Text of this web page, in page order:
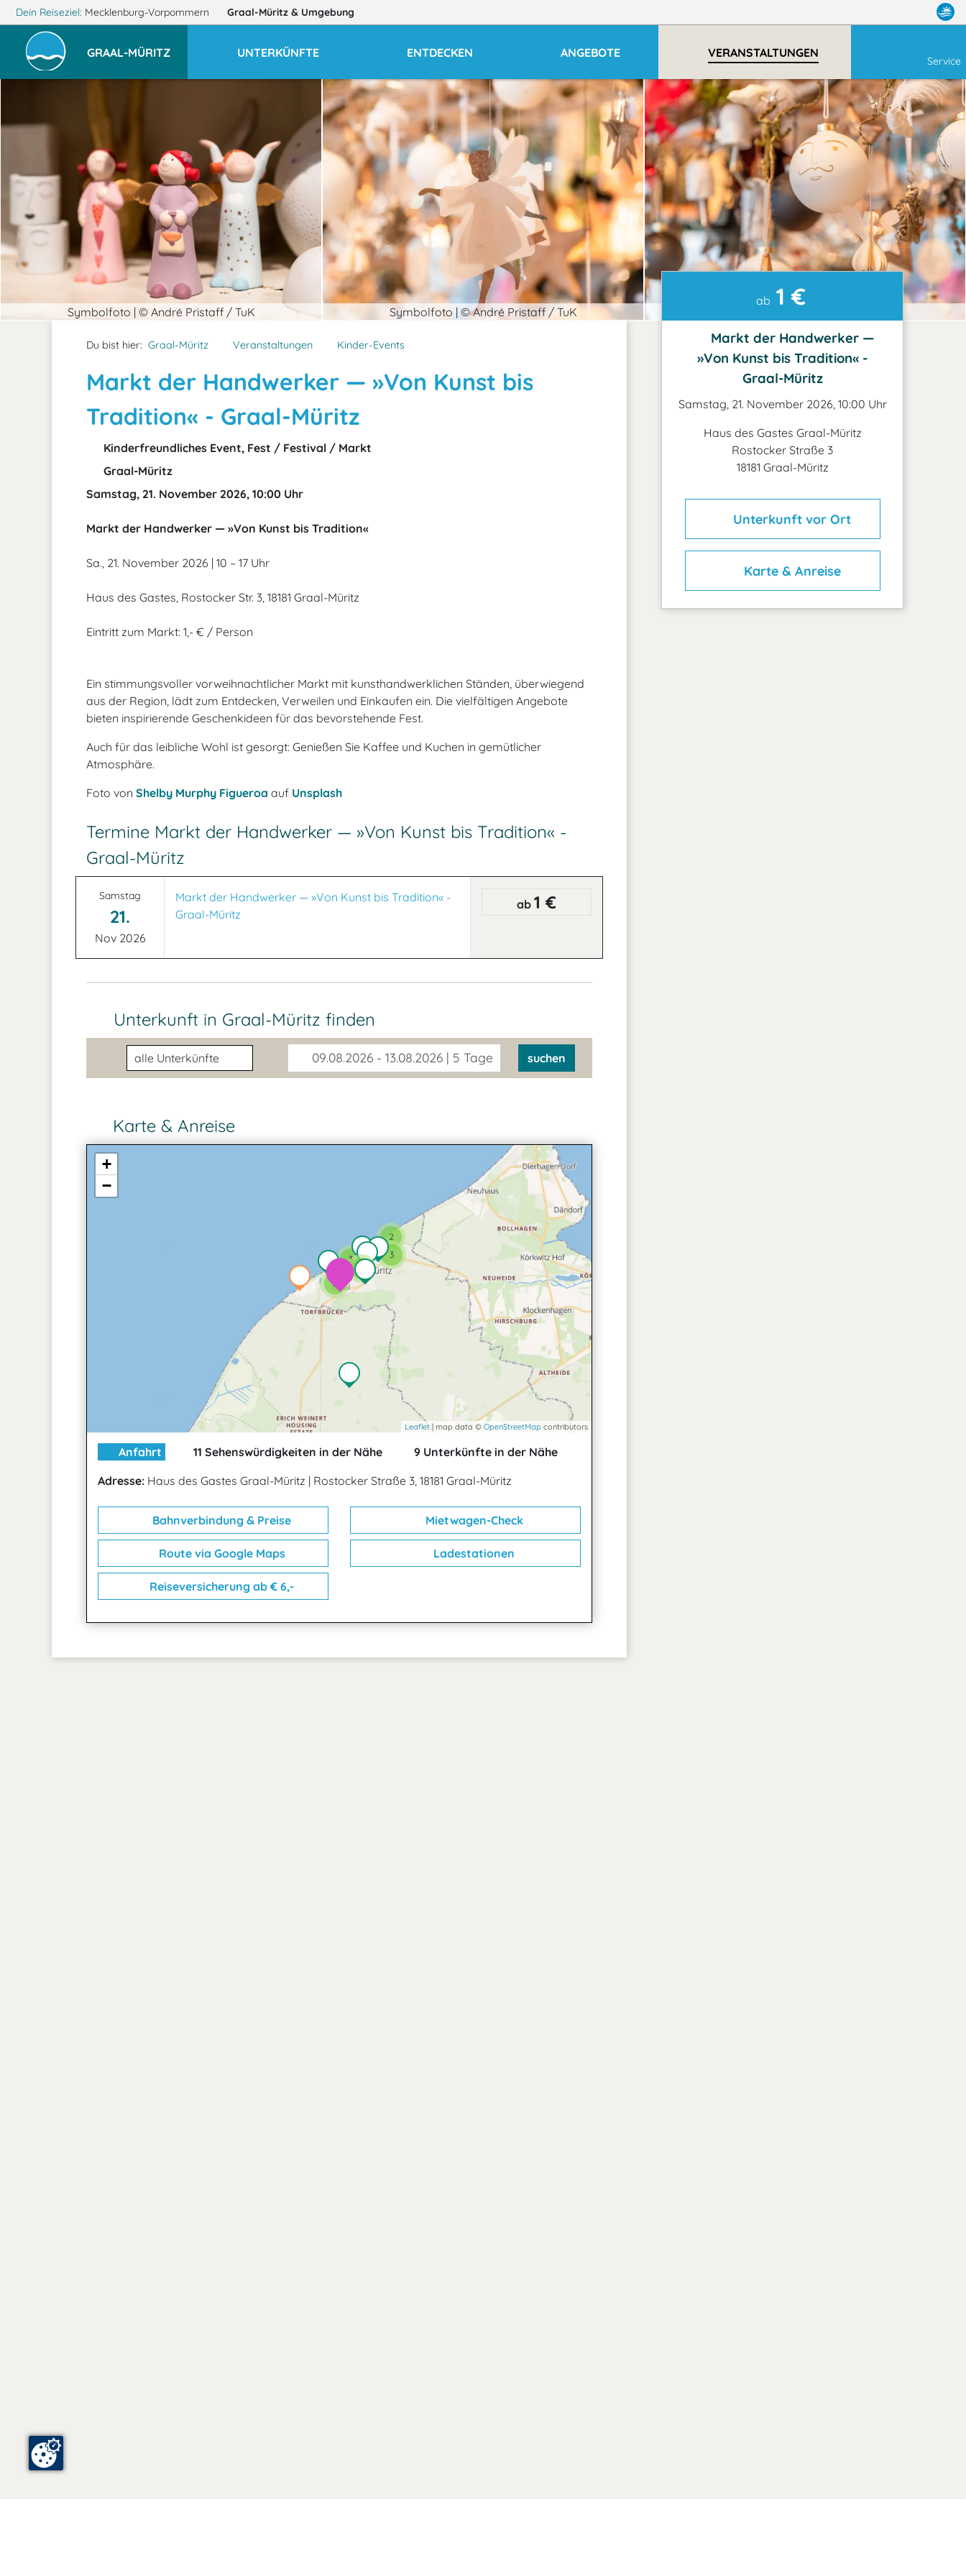
Dein Reiseziel: Mecklenburg-Vorpommern Graal-Müritz & Umgebung
GRAAL-MÜRITZ UNTERKÜNFTE ENTDECKEN ANGEBOTE VERANSTALTUNGEN
Service
Symbolfoto | © André Pristaff / TuK Symbolfoto | © André Pristaff / TuK
Du bist hier: Graal-Müritz Veranstaltungen Kinder-Events
Markt der Handwerker — »Von Kunst bis
Tradition« - Graal-Müritz
Kinderfreundliches Event, Fest / Festival / Markt
Graal-Müritz
Samstag, 21. November 2026, 10:00 Uhr
Markt der Handwerker — »Von Kunst bis Tradition«
Sa., 21. November 2026 | 10 – 17 Uhr
Haus des Gastes, Rostocker Str. 3, 18181 Graal-Müritz
Eintritt zum Markt: 1,- € / Person
Ein stimmungsvoller vorweihnachtlicher Markt mit kunsthandwerklichen Ständen, überwiegend
aus der Region, lädt zum Entdecken, Verweilen und Einkaufen ein. Die vielfältigen Angebote
bieten inspirierende Geschenkideen für das bevorstehende Fest.
Auch für das leibliche Wohl ist gesorgt: Genießen Sie Kaffee und Kuchen in gemütlicher
Atmosphäre.
Foto von Shelby Murphy Figueroa auf Unsplash
Termine Markt der Handwerker — »Von Kunst bis Tradition« -
Graal-Müritz
Samstag
21.
Nov 2026
Markt der Handwerker — »Von Kunst bis Tradition« -
Graal-Müritz
ab 1 €
Unterkunft in Graal-Müritz finden
Unterkunftsart 09.08.2026 - 13.08.2026 | 5 Tage suchen
Karte & Anreise
2
3
2
3
+
−
Leaflet | map data © OpenStreetMap contributors
Anfahrt 11 Sehenswürdigkeiten in der Nähe
9 Unterkünfte in der Nähe
Adresse: Haus des Gastes Graal-Müritz | Rostocker Straße 3, 18181 Graal-Müritz
Bahnverbindung & Preise Mietwagen-Check
Route via Google Maps Ladestationen
Reiseversicherung ab € 6,-
ab 1 €
Markt der Handwerker —
»Von Kunst bis Tradition« -
Graal-Müritz
Samstag, 21. November 2026, 10:00 Uhr
Haus des Gastes Graal-Müritz
Rostocker Straße 3
18181 Graal-Müritz
Unterkunft vor Ort
Karte & Anreise